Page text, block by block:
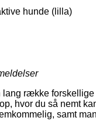
hunde (lilla)
række
hvor du så nemt
samt